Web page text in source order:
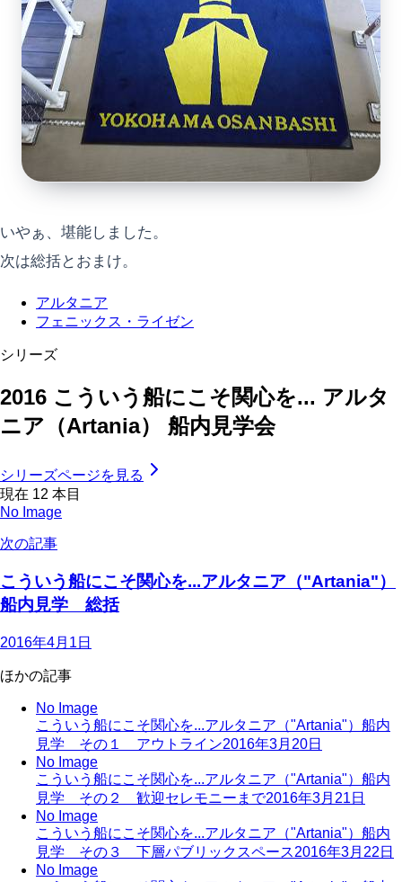
いやぁ、堪能しました。
次は総括とおまけ。
アルタニア
フェニックス・ライゼン
シリーズ
2016 こういう船にこそ関心を... アルタ
ニア（Artania） 船内見学会
シリーズページを見る
現在 12 本目
No Image
次の記事
こういう船にこそ関心を...アルタニア（"Artania"）
船内見学 総括
2016年4月1日
ほかの記事
No Image
こういう船にこそ関心を...アルタニア（"Artania"）船内
見学 その１ アウトライン2016年3月20日
No Image
こういう船にこそ関心を...アルタニア（"Artania"）船内
見学 その２ 歓迎セレモニーまで2016年3月21日
No Image
こういう船にこそ関心を...アルタニア（"Artania"）船内
見学 その３ 下層パブリックスペース2016年3月22日
No Image